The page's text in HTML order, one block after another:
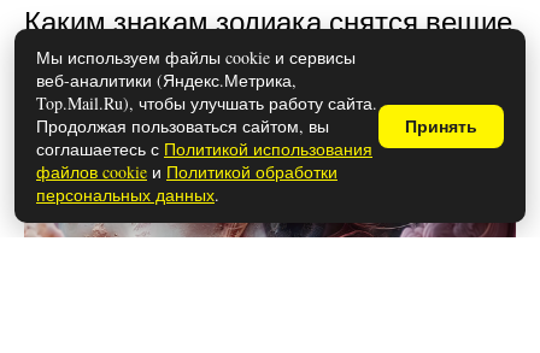
Каким знакам зодиака снятся вещие
сны
Мы используем файлы cookie и сервисы
веб-аналитики (Яндекс.Метрика,
Top.Mail.Ru), чтобы улучшать работу сайта.
Продолжая пользоваться сайтом, вы
соглашаетесь с Политикой использования
файлов cookie и Политикой обработки
персональных данных.
Принять